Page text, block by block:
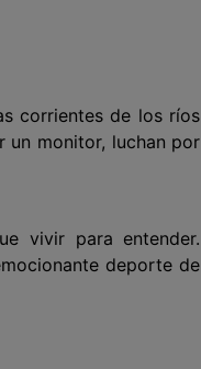
corrientes de los ríos
un monitor, luchan por
vivir para entender.
deporte de